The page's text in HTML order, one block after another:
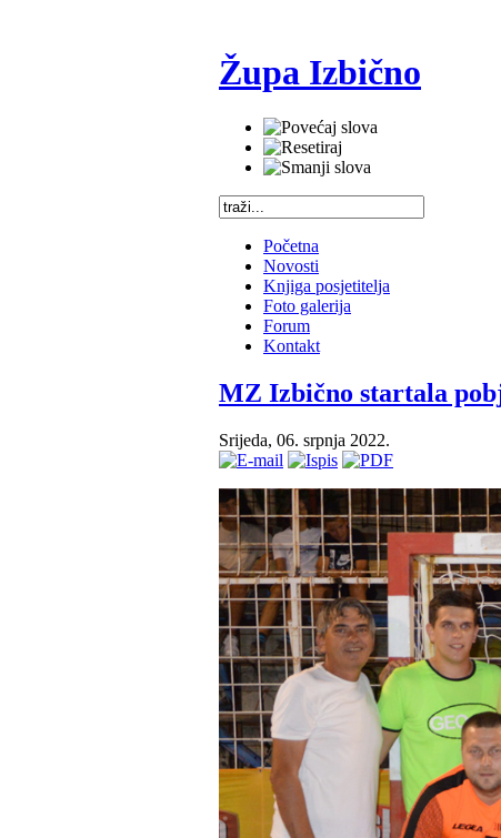
Župa Izbično
Početna
Novosti
Knjiga posjetitelja
Foto galerija
Forum
Kontakt
MZ Izbično startala
Srijeda, 06. srpnja 2022.